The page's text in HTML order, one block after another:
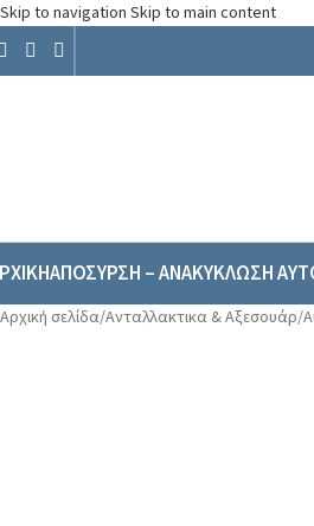
Skip to navigation Skip to main content
ΑΠΟΣΥΡΣΗ – ΑΝΑΚΥΚΛΩΣΗ
Αρχική σελίδα/Ανταλλακτικα & Αξεσουάρ/